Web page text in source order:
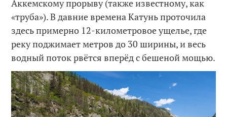
Аккемскому прорыву (также известному, как
«труба»). В давние времена Катунь проточила
здесь примерно 12-километровое ущелье, где
реку поджимает метров до 30 ширины, и весь
водный поток рвётся вперёд с бешеной мощью.